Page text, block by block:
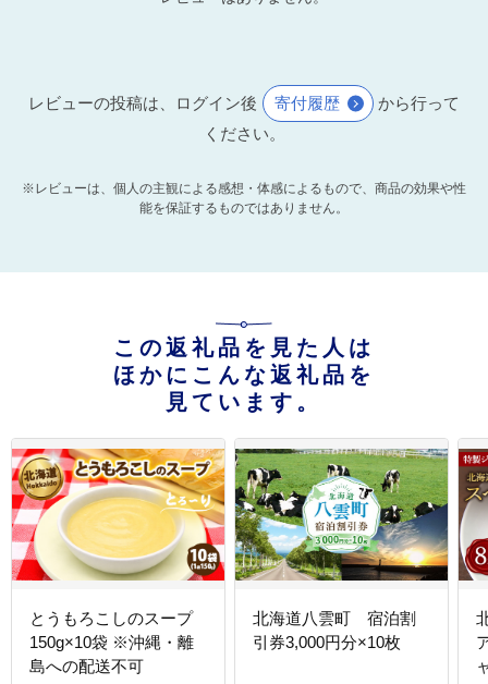
レビューの投稿は、ログイン後 寄付履歴
から行って
ください。
※レビューは、個人の主観による感想・体感によるもので、商品の効果や性
能を保証するものではありません。
この返礼品を見た人は
ほかにこんな返礼品を
見ています。
とうもろこしのスープ
150g×10袋 ※沖縄・離
島への配送不可
北海道八雲町 宿泊割
引券3,000円分×10枚